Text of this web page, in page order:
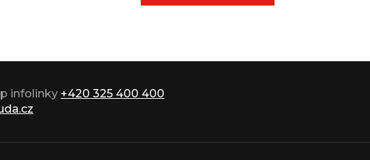
infolinky +420 325 400 400